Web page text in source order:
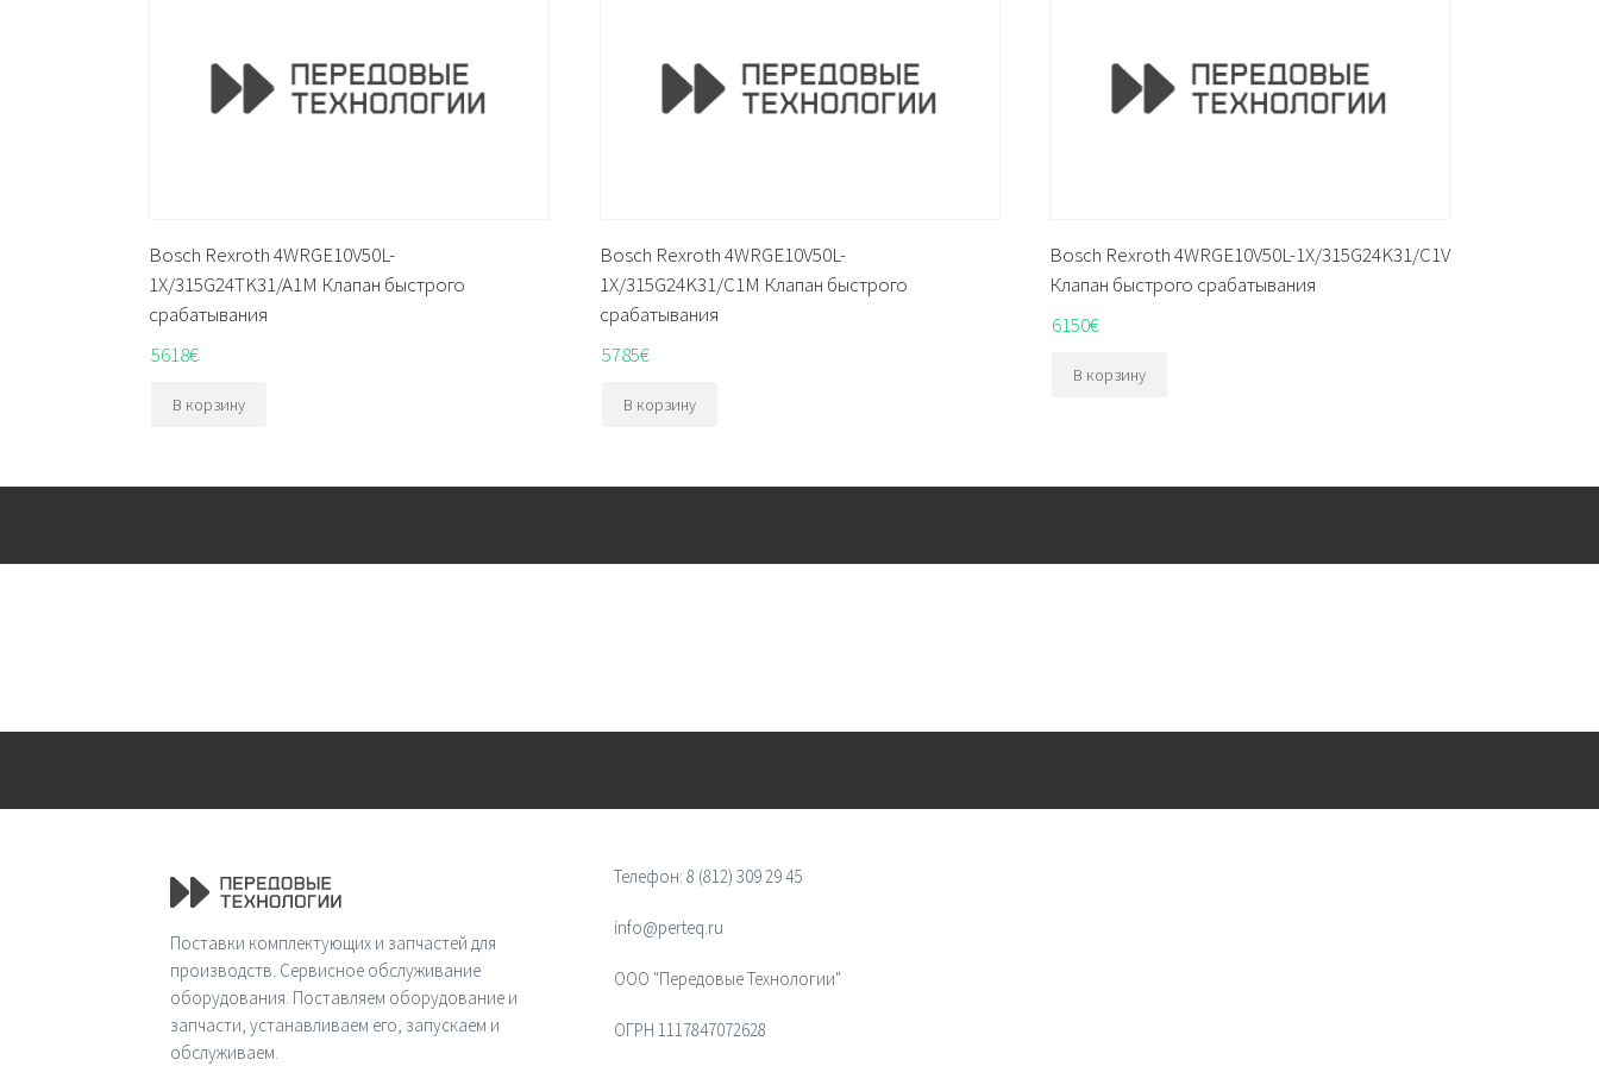
Bosch Rexroth 4WRGE10V50L-
1X/315G24TK31/A1M Клапан быстрого
срабатывания
5618€
В корзину
Bosch Rexroth 4WRGE10V50L-
1X/315G24K31/C1M Клапан быстрого
срабатывания
5785€
В корзину
Bosch Rexroth 4WRGE10V50L-1X/315G24K31/C1V
Клапан быстрого срабатывания
6150€
В корзину
Поставки комплектующих и запчастей для
производств. Сервисное обслуживание
оборудования. Поставляем оборудование и
запчасти, устанавливаем его, запускаем и
обслуживаем.
Телефон: 8 (812) 309 29 45
info@perteq.ru
ООО "Передовые Технологии"
ОГРН 1117847072628